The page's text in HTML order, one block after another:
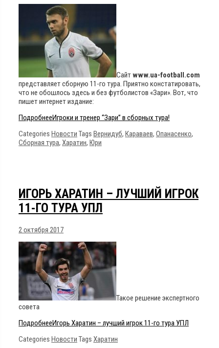
Сайтwww.ua-football.com
представляет сборную 11-го тура. Приятно констатировать,
что не обошлось здесь и без футболистов «Зари». Вот, что
пишет интернет издание:
ПодробнееИгроки и тренер “Зари” в сборных тура!
Categories Новости Tags Вернидуб, Караваев, Опанасенко,
Сборная тура, Харатин, Юри
ИГОРЬ ХАРАТИН – ЛУЧШИЙ ИГРОК
11-ГО ТУРА УПЛ
2 октября 2017
Такое решение экспертного
совета
ПодробнееИгорь Харатин – лучший игрок 11-го тура УПЛ
Categories Новости Tags Харатин